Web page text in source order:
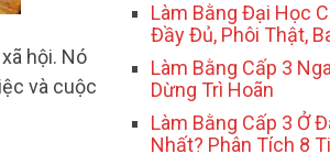
hội. Nó
và cuộc
Làm Bằng Đại Học
Đầy Đủ, Phôi Thật,
Làm Bằng Cấp 3
Dừng Trì Hoãn
Làm Bằng Cấp 3 Ở
Nhất? Phân Tích 8